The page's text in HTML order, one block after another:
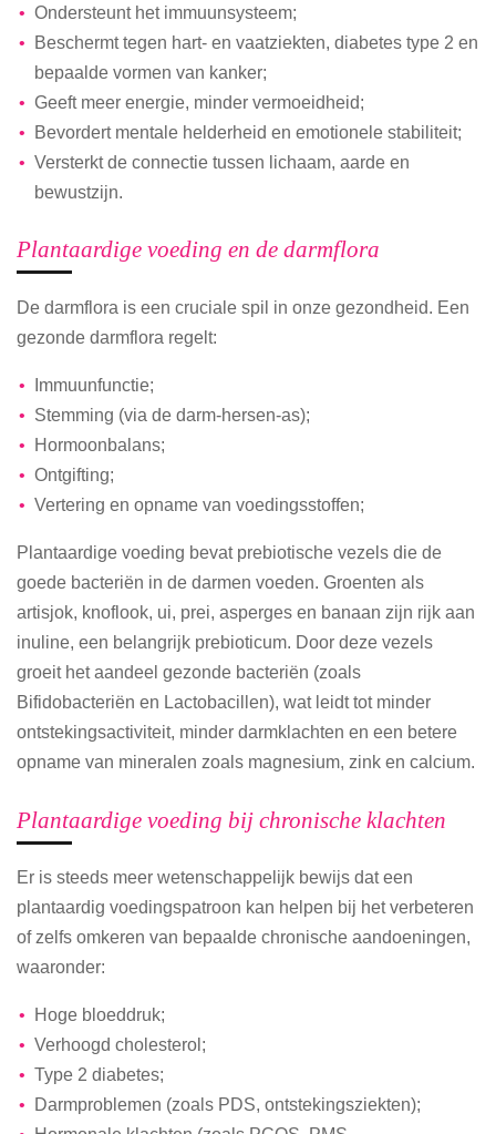
Ondersteunt het immuunsysteem;
Beschermt tegen hart- en vaatziekten, diabetes type 2 en
bepaalde vormen van kanker;
Geeft meer energie, minder vermoeidheid;
Bevordert mentale helderheid en emotionele stabiliteit;
Versterkt de connectie tussen lichaam, aarde en
bewustzijn.
Plantaardige voeding en de darmflora
De darmflora is een cruciale spil in onze gezondheid. Een
gezonde darmflora regelt:
Immuunfunctie;
Stemming (via de darm-hersen-as);
Hormoonbalans;
Ontgifting;
Vertering en opname van voedingsstoffen;
Plantaardige voeding bevat prebiotische vezels die de
goede bacteriën in de darmen voeden. Groenten als
artisjok, knoflook, ui, prei, asperges en banaan zijn rijk aan
inuline, een belangrijk prebioticum. Door deze vezels
groeit het aandeel gezonde bacteriën (zoals
Bifidobacteriën en Lactobacillen), wat leidt tot minder
ontstekingsactiviteit, minder darmklachten en een betere
opname van mineralen zoals magnesium, zink en calcium.
Plantaardige voeding bij chronische klachten
Er is steeds meer wetenschappelijk bewijs dat een
plantaardig voedingspatroon kan helpen bij het verbeteren
of zelfs omkeren van bepaalde chronische aandoeningen,
waaronder:
Hoge bloeddruk;
Verhoogd cholesterol;
Type 2 diabetes;
Darmproblemen (zoals PDS, ontstekingsziekten);